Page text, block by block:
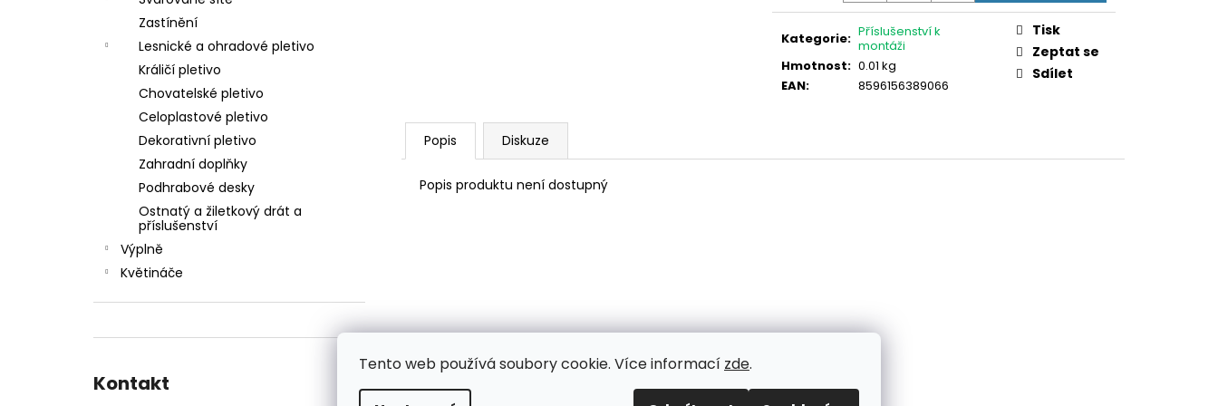
Tento web používá soubory cookie. Více informací zde.
Zastínění
Lesnické a ohradové pletivo
Králičí pletivo
Chovatelské pletivo
Celoplastové pletivo
Dekorativní pletivo
Zahradní doplňky
Podhrabové desky
Ostnatý a žiletkový drát a
příslušenství
Výplně
Květináče
Kontakt
cena:
Kategorie: Příslušenství k
montáži
Hmotnost: 0.01 kg
EAN: 8596156389066
Tisk
Zeptat se
Sdílet
Popis Diskuze
Popis produktu není dostupný
ŠROUB SAMOŘEZNÝ K PŘÍCHYTCE PRO
PANEL 2D
5 Kč
PŘÍCHYTKA PLOTOVÁ PVC PRO PANEL
2D - ČERNÁ